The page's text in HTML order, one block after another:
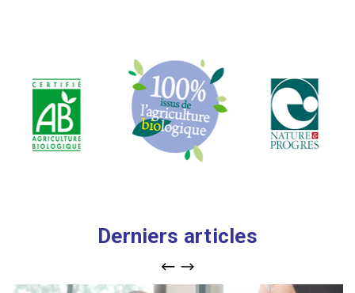
Derniers articles